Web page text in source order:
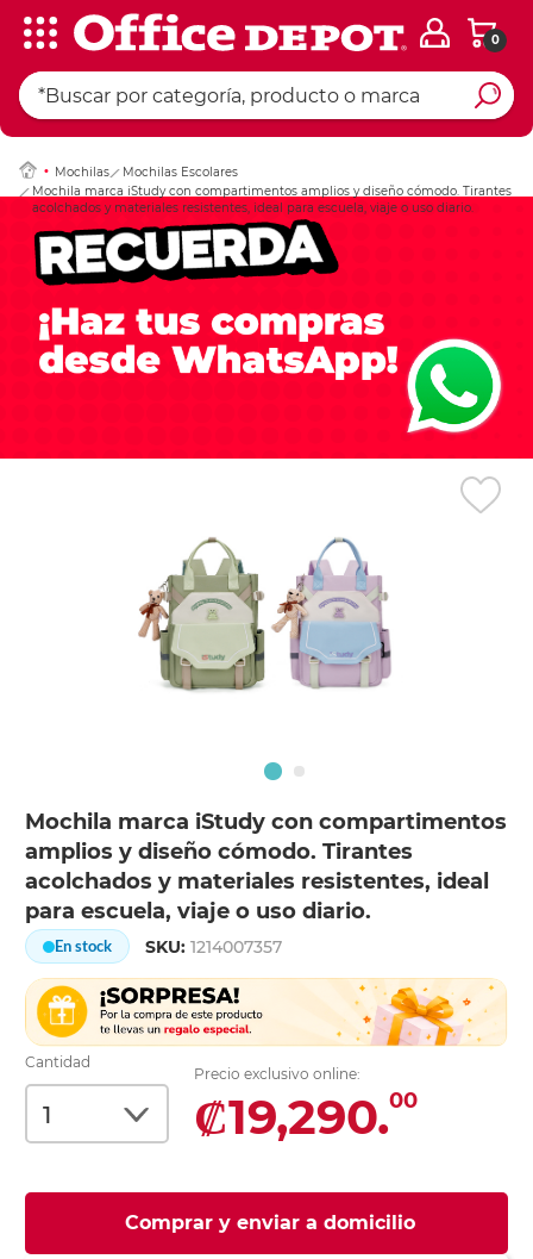
0
Mochilas
Mochilas Escolares
Mochila marca iStudy con compartimentos amplios y diseño cómodo. Tirantes
acolchados y materiales resistentes, ideal para escuela, viaje o uso diario.
Mochila marca iStudy con compartimentos
amplios y diseño cómodo. Tirantes
acolchados y materiales resistentes, ideal
para escuela, viaje o uso diario.
En stock SKU:1214007357
Cantidad
Precio exclusivo online:
₡19,290.00
Comprar y enviar a domicilio
Ingresar Codigo